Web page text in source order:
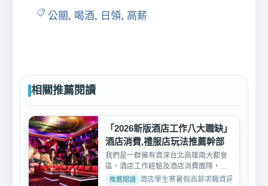
公關, 喝酒, 日領, 高薪
相關推薦閱讀
「2026新版酒店工作八大職缺」
酒店消費,禮服店玩法推薦幹部
我們是一群擁有資深台北高雄兩大都會
區，酒店工作經驗及酒店消費團隊，有
最專業的酒店消費幹部 ...
酒店學生寒暑假高薪求職資訊 · 2026-